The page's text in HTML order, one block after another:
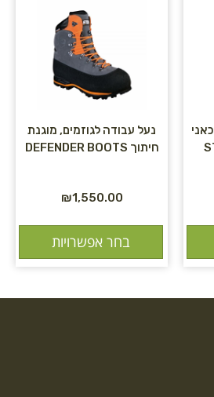
נעל עבודה לגוזמים, מוגנת
חיתוך DEFENDER BOOTS
₪1,550.00
בחר אפשרויות